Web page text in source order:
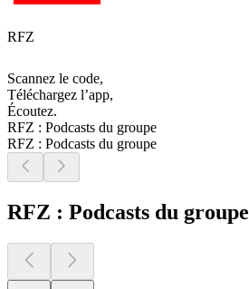
RFZ
Scannez le code,
Téléchargez l’app,
Écoutez.
RFZ : Podcasts du groupe
RFZ : Podcasts du groupe
RFZ : Podcasts du groupe